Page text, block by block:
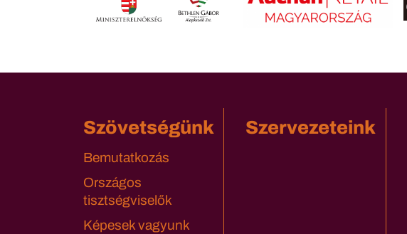
Szövetségünk
Bemutatkozás
Országos
tisztségviselők
Képesek vagyunk
Szervezeteink